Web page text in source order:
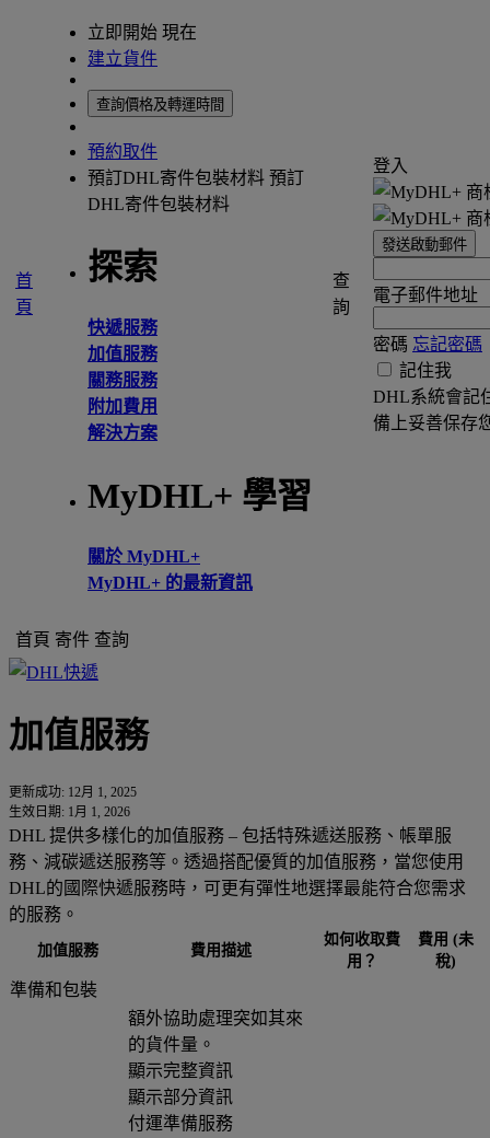
首
頁
立即開始 現在
建立貨件
查詢價格及轉運時間
預約取件
預訂DHL寄件包裝材料 預訂
DHL寄件包裝材料
探索
快遞服務
加值服務
關務服務
附加費用
解決方案
MyDHL+ 學習
關於 MyDHL+
MyDHL+ 的最新資訊
查
詢
登入
發送啟動郵件
電子郵件地址
密碼 忘記密碼
記住我
DHL系統會記
備上妥善保存
首頁 寄件 查詢
加值服務
更新成功: 12月 1, 2025
生效日期: 1月 1, 2026
DHL 提供多樣化的加值服務 – 包括特殊遞送服務、帳單服
務、減碳遞送服務等。透過搭配優質的加值服務，當您使用
DHL的國際快遞服務時，可更有彈性地選擇最能符合您需求
的服務。
加值服務 費用描述
如何收取費
用？
費用 (未
稅)
準備和包裝
額外協助處理突如其來
的貨件量。
顯示完整資訊
顯示部分資訊
付運準備服務